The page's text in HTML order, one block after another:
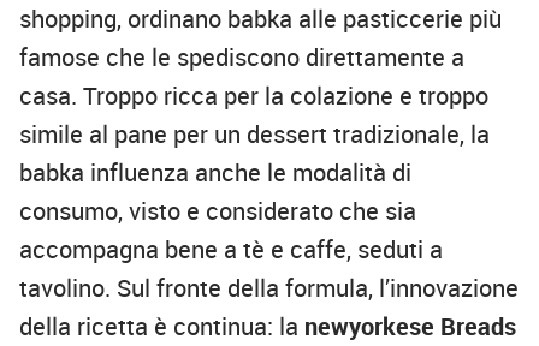
shopping, ordinano babka alle pasticcerie più
famose che le spediscono direttamente a
casa. Troppo ricca per la colazione e troppo
simile al pane per un dessert tradizionale, la
babka influenza anche le modalità di
consumo, visto e considerato che sia
accompagna bene a tè e caffe, seduti a
tavolino. Sul fronte della formula, l’innovazione
della ricetta è continua: la newyorkese Breads